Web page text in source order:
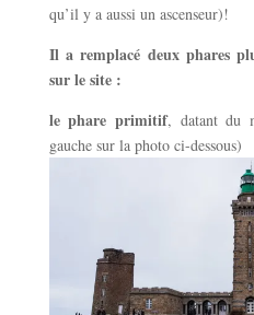
qu’il y a aussi un ascenseur)!
Il a remplacé deux phares
sur le site :
le phare primitif, datant du
gauche sur la photo ci-dessous)